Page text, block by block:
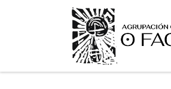
Saltar ao contido